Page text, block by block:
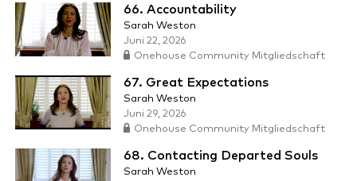
66. Accountability
Sarah Weston
Juni 22, 2026
Onehouse Community Mitgliedschaft
67. Great Expectations
Sarah Weston
Juni 29, 2026
Onehouse Community Mitgliedschaft
68. Contacting Departed Souls
Sarah Weston